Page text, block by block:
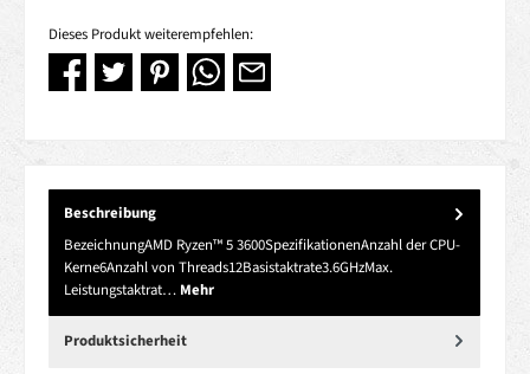
Dieses Produkt weiterempfehlen:
Beschreibung
BezeichnungAMD Ryzen™ 5 3600SpezifikationenAnzahl der CPU-
Kerne6Anzahl von Threads12Basistaktrate3.6GHzMax.
Leistungstaktrat… Mehr
Produktsicherheit